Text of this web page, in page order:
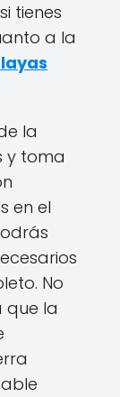
tienes
a la
la
y toma
en el
No
que la